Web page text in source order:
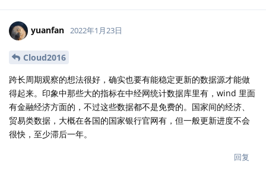
yuanfan 2022年1月23日
Cloud2016
跨长周期观察的想法很好，确实也要有能稳定更新的数据源才能做
得起来。印象中那些大的指标在中经网统计数据库里有，wind 里面
有金融经济方面的，不过这些数据都不是免费的。国家间的经济、
贸易类数据，大概在各国的国家银行官网有，但一般更新进度不会
很快，至少滞后一年。
回复